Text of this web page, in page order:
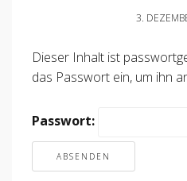
3.
Dieser Inhalt ist
das Passwort ein, um ihn
Passwort: